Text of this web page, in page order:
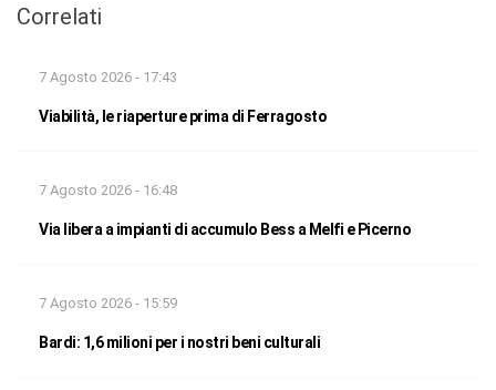
Correlati
7 Agosto 2026 - 17:43
Viabilità, le riaperture prima di Ferragosto
7 Agosto 2026 - 16:48
Via libera a impianti di accumulo Bess a Melfi e Picerno
7 Agosto 2026 - 15:59
Bardi: 1,6 milioni per i nostri beni culturali